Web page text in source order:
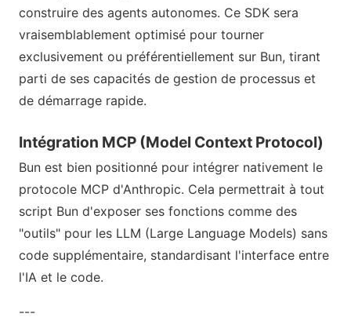
construire des agents autonomes. Ce SDK sera
vraisemblablement optimisé pour tourner
exclusivement ou préférentiellement sur Bun, tirant
parti de ses capacités de gestion de processus et
de démarrage rapide.
Intégration MCP (Model Context Protocol)
Bun est bien positionné pour intégrer nativement le
protocole MCP d'Anthropic. Cela permettrait à tout
script Bun d'exposer ses fonctions comme des
"outils" pour les LLM (Large Language Models) sans
code supplémentaire, standardisant l'interface entre
l'IA et le code.
---